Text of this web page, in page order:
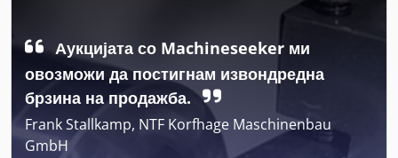
Аукцијата со Machineseeker ми
овозможи да постигнам извондредна
брзина на продажба.
Frank Stallkamp, NTF Korfhage Maschinenbau
GmbH